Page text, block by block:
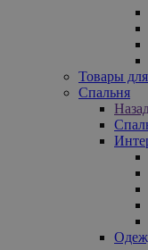
Товары
Спальня